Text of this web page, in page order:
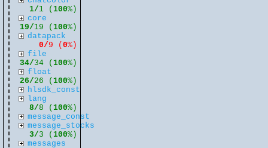
1/1 (100%)
core
19/19 (100%)
datapack
0/9 (0%)
file
34/34 (100%)
float
26/26 (100%)
hlsdk_const
lang
8/8 (100%)
message_const
message_stocks
3/3 (100%)
messages